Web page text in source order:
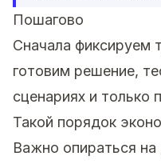
Пошагово
Сначала фиксируем
готовим решение,
сценариях и
Такой порядок
Важно опираться